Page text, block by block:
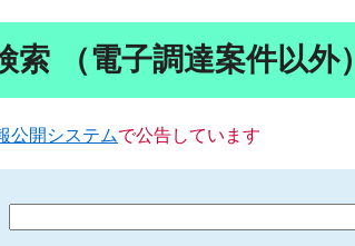
索 （電子調達案件以外）
公開システムで公告しています